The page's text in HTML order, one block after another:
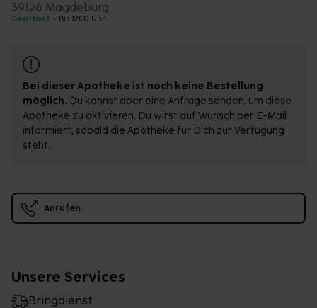
39126 Magdeburg
Geöffnet • Bis 12:00 Uhr
Bei dieser Apotheke ist noch keine Bestellung
möglich. Du kannst aber eine Anfrage senden, um diese
Apotheke zu aktivieren. Du wirst auf Wunsch per E-Mail
informiert, sobald die Apotheke für Dich zur Verfügung
steht.
Anrufen
Unsere Services
Bringdienst